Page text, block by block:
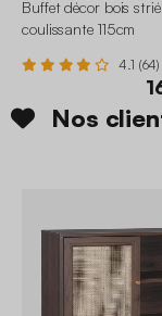
Buffet décor bois
coulissante 115cm
4.1 (64)
Nos